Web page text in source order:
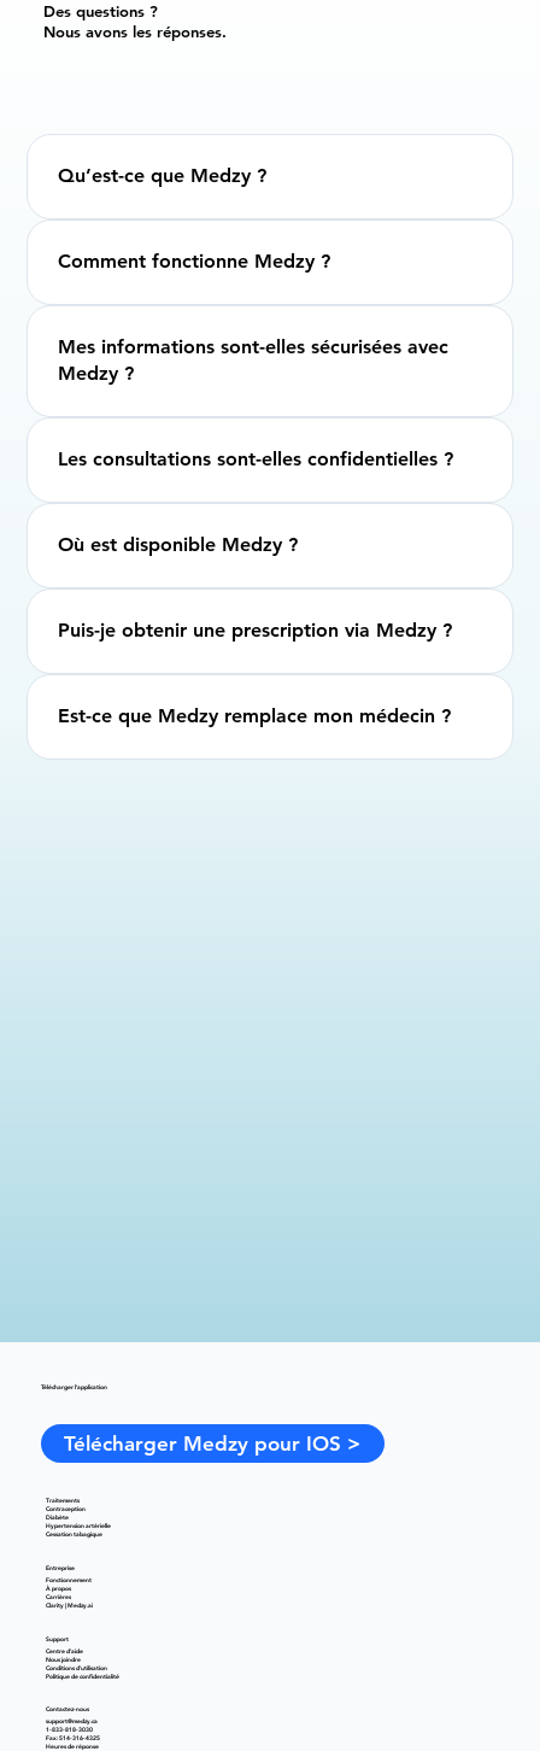
Des questions ?
Nous avons les réponses.
Qu’est-ce que Medzy ?
Comment fonctionne Medzy ?
Mes informations sont-elles sécurisées avec
Medzy ?
Les consultations sont-elles confidentielles ?
Où est disponible Medzy ?
Puis-je obtenir une prescription via Medzy ?
Est-ce que Medzy remplace mon médecin ?
Télécharger l'application
Télécharger Medzy pour IOS >
Traitements
Contraception
Diabète
Hypertension artérielle
Cessation tabagique
Entreprise
Fonctionnement
À propos
Carrières
Clarity | Medzy.ai
Support
Centre d'aide
Nous joindre
Conditions d'utilisation
Politique de confidentialité
Contactez-nous
support@medzy.ca
1-833-818-3030
Fax: 514-316-4325
Heures de réponse